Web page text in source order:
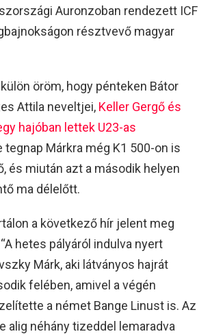
Auronzoban rendezett ICF
résztvevő magyar
öröm, hogy pénteken Bátor
Attila neveltjei, Keller Gergő és
hajóban lettek U23-as
tegnap Márkra még K1 500-on is
és miután azt a második helyen
ma délelőtt.
a következő hír jelent meg
hetes pályáról indulva nyert
Márk, aki látványos hajrát
felében, amivel a végén
a német Bange Linust is. Az
alig néhány tizeddel lemaradva